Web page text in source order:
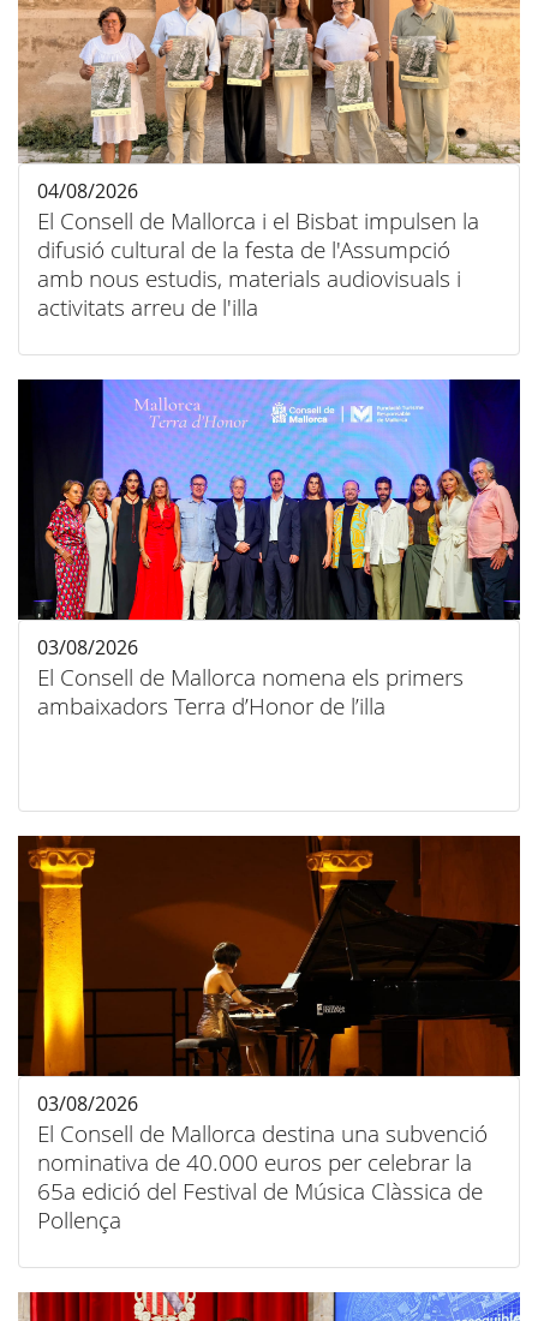
El Consell de Mallorca i el Bisbat impulsen la
difusió cultural de la festa de l'Assumpció
amb nous estudis, materials audiovisuals i
activitats arreu de l'illa
04/08/2026
El Consell de Mallorca nomena els primers
ambaixadors Terra d’Honor de l’illa
03/08/2026
El Consell de Mallorca destina una subvenció
nominativa de 40.000 euros per celebrar la
65a edició del Festival de Música Clàssica de
Pollença
03/08/2026